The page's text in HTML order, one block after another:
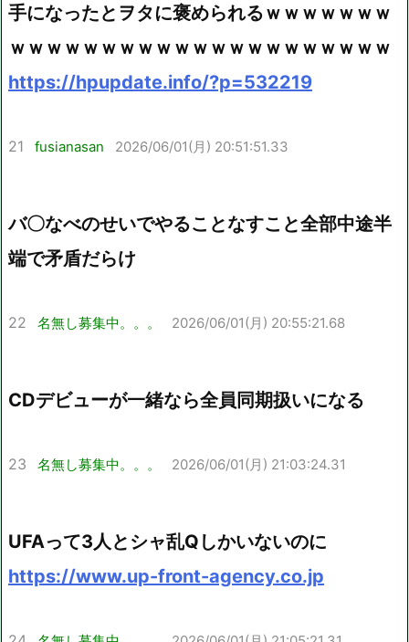
手になったとヲタに褒められるｗｗｗｗｗｗｗ
ｗｗｗｗｗｗｗｗｗｗｗｗｗｗｗｗｗｗｗｗｗ
https://hpupdate.info/?p=532219
21 fusianasan 2026/06/01(月) 20:51:51.33
バ〇なべのせいでやることなすこと全部中途半
端で矛盾だらけ
22 名無し募集中。。。 2026/06/01(月) 20:55:21.68
CDデビューが一緒なら全員同期扱いになる
23 名無し募集中。。。 2026/06/01(月) 21:03:24.31
UFAって3人とシャ乱Qしかいないのに
https://www.up-front-agency.co.jp